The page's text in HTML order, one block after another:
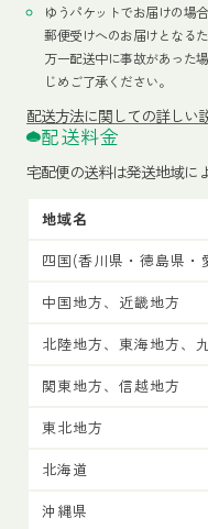
ゆうパケットでお届けの場合
郵便受けへのお届けとなる
万一配送中に事故があった
じめご了承ください。
配送方法に関しての詳しい
配送料金
宅配便の送料は発送地域に
地域名
四国(香川県・徳島県・
中国地方、近畿地方
北陸地方、東海地方、
関東地方、信越地方
東北地方
北海道
沖縄県